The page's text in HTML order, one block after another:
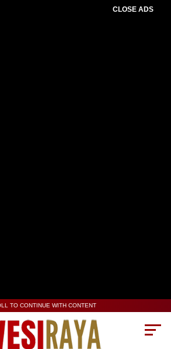
CLOSE ADS
TO CONTINUE WITH CONTENT